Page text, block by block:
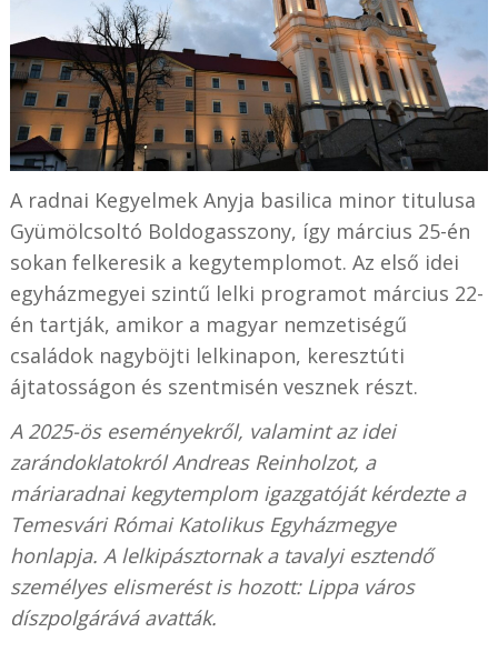
A radnai Kegyelmek Anyja basilica minor titulusa
Gyümölcsoltó Boldogasszony, így március 25-én
sokan felkeresik a kegytemplomot. Az első idei
egyházmegyei szintű lelki programot március 22-
én tartják, amikor a magyar nemzetiségű
családok nagyböjti lelkinapon, keresztúti
ájtatosságon és szentmisén vesznek részt.
A 2025-ös eseményekről, valamint az idei
zarándoklatokról Andreas Reinholzot, a
máriaradnai kegytemplom igazgatóját kérdezte a
Temesvári Római Katolikus Egyházmegye
honlapja. A lelkipásztornak a tavalyi esztendő
személyes elismerést is hozott: Lippa város
díszpolgárává avatták.